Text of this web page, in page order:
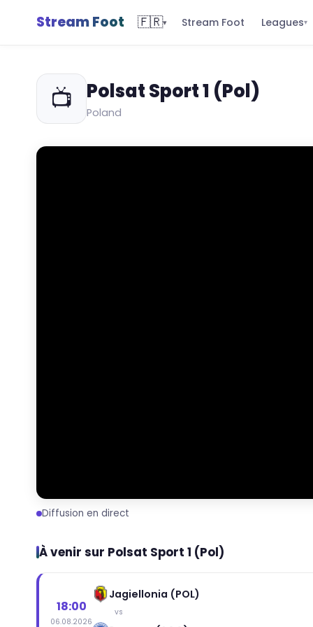
Stream Foot 🇫🇷▾ Stream Foot Leagues▾
📺 Polsat Sport 1 (Pol)
Poland
Diffusion en direct
À venir sur Polsat Sport 1 (Pol)
18:00
06.08.2026
Jagiellonia (POL)
vs